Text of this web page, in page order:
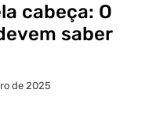
cabeça: O
saber
de 2025